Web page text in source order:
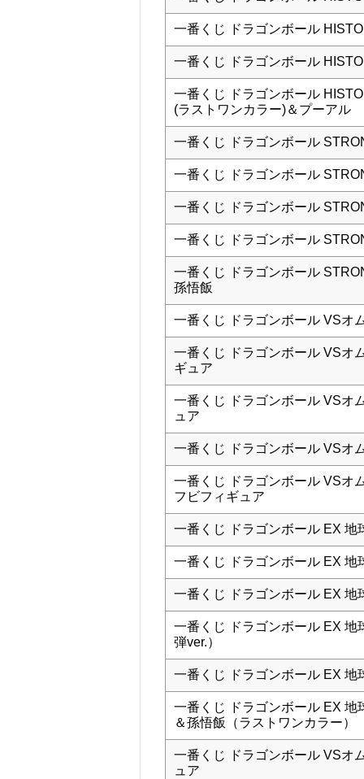
一番くじ ドラゴンボール
一番くじ ドラゴンボール
一番くじ ドラゴンボール
(ラストワンカラー)＆プーアル
一番くじ ドラゴンボール
一番くじ ドラゴンボール
一番くじ ドラゴンボール
一番くじ ドラゴンボール
一番くじ ドラゴンボール
孫悟飯
一番くじ ドラゴンボール VSオ
一番くじ ドラゴンボール VSオ
ギュア
一番くじ ドラゴンボール VSオ
ュア
一番くじ ドラゴンボール VSオ
一番くじ ドラゴンボール VSオ
フビフィギュア
一番くじ ドラゴンボール EX
一番くじ ドラゴンボール EX
一番くじ ドラゴンボール EX 地
一番くじ ドラゴンボール EX
弾ver.）
一番くじ ドラゴンボール EX 地
一番くじ ドラゴンボール EX
＆孫悟飯（ラストワンカラー）
一番くじ ドラゴンボール VSオ
ュア